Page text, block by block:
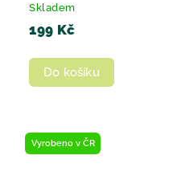
Skladem
199 Kč
Do košíku
Vyrobeno v ČR